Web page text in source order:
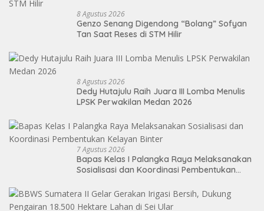
8 Agustus 2026
Genzo Senang Digendong “Bolang” Sofyan
Tan Saat Reses di STM Hilir
8 Agustus 2026
Dedy Hutajulu Raih Juara III Lomba Menulis
LPSK Perwakilan Medan 2026
7 Agustus 2026
Bapas Kelas I Palangka Raya Melaksanakan
Sosialisasi dan Koordinasi Pembentukan